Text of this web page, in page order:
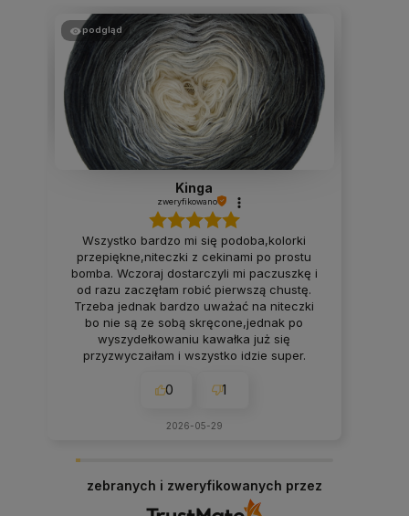
podgląd
Kinga
zweryfikowano
Wszystko bardzo mi się podoba,kolorki
przepiękne,niteczki z cekinami po prostu
bomba. Wczoraj dostarczyli mi paczuszkę i
od razu zaczęłam robić pierwszą chustę.
Trzeba jednak bardzo uważać na niteczki
bo nie są ze sobą skręcone,jednak po
wyszydełkowaniu kawałka już się
przyzwyczaiłam i wszystko idzie super.
szybka dostawa,a mieszkam za
wszystkim polecam🔥❤️💯
0 1
2026-05-29
zebranych i zweryfikowanych przez